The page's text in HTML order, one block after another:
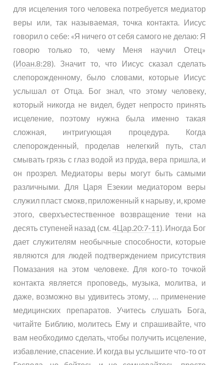
для исцеления того человека потребуется медиатор
веры или, так называемая, точка контакта. Иисус
говорил о себе: «Я ничего от себя самого не делаю: Я
говорю только то, чему Меня научил Отец»
(Иоан.8:28). Значит то, что Иисус сказал сделать
слепорожденному, было словами, которые Иисус
услышал от Отца. Бог знал, что этому человеку,
который никогда не видел, будет непросто принять
исцеление, поэтому нужна была именно такая
сложная, интригующая процедура. Когда
слепорожденный, проделав нелегкий путь, стал
смывать грязь с глаз водой из пруда, вера пришла, и
он прозрел. Медиаторы веры могут быть самыми
различными. Для Царя Езекии медиатором веры
служил пласт смокв, приложенный к нарыву, и, кроме
этого, сверхъестественное возвращение тени на
десять ступеней назад (см. 4Цар.20:7-11 ). Иногда Бог
дает служителям необычные способности, которые
являются для людей подтверждением присутствия
Помазания на этом человеке. Для кого-то точкой
контакта является проповедь, музыка, молитва, и
даже, возможно вы удивитесь этому, … применение
медицинских препаратов. Учитесь слушать Бога,
читайте Библию, молитесь Ему и спрашивайте, что
вам необходимо сделать, чтобы получить исцеление,
избавление, спасение. И когда вы услышите что-то от